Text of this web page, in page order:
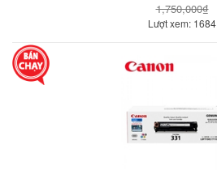
1,750,000₫
Lượt xem: 1684